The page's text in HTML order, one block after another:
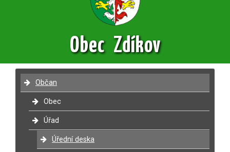
Obec Zdíkov
Občan
Obec
Úřad
Úřední deska